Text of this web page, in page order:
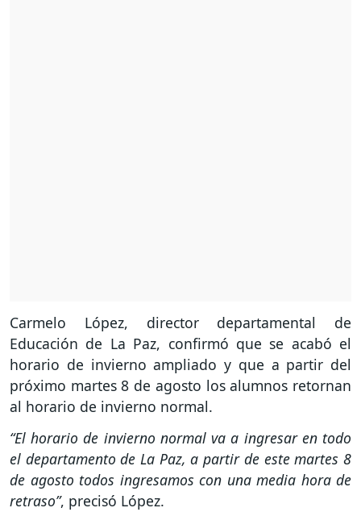
Carmelo López, director departamental de
Educación de La Paz, confirmó que se acabó el
horario de invierno ampliado y que a partir del
próximo martes 8 de agosto los alumnos retornan
al horario de invierno normal.
“El horario de invierno normal va a ingresar en todo
el departamento de La Paz, a partir de este martes 8
de agosto todos ingresamos con una media hora de
retraso”, precisó López.